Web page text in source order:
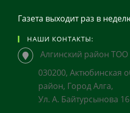
Газета выходит раз в
НАШИ КОНТАКТЫ:
Алгинский район
030200, Актюбинская
район, Город Алга,
Ул. А. Байтурсынова 16